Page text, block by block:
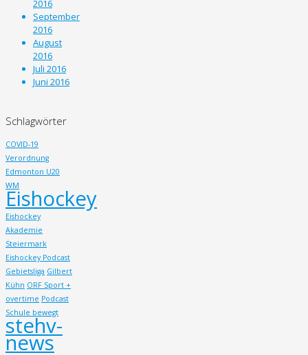
2016
September
2016
August
2016
Juli 2016
Juni 2016
Schlagwörter
COVID-19
Verordnung
Edmonton U20
WM
Eishockey
Eishockey
Akademie
Steiermark
Eishockey Podcast
Gebietsliga Gilbert
Kühn ORF Sport +
overtime Podcast
Schule bewegt
stehv-
news